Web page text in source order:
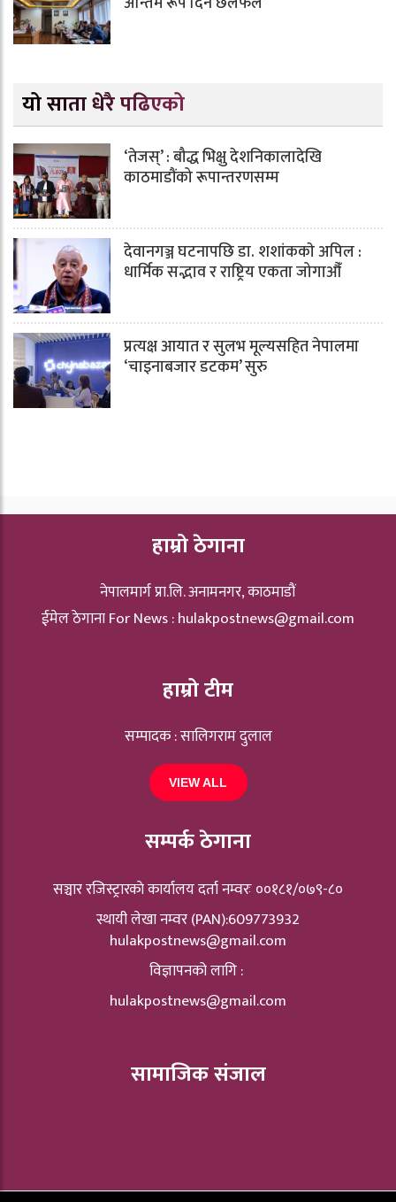
यो साता धेरै पढिएको
‘तेजस्’ : बौद्ध भिक्षु देशनिकालादेखि
काठमाडौंको रूपान्तरणसम्म
देवानगञ्ज घटनापछि डा. शशांककाे अपिल :
धार्मिक सद्भाव र राष्ट्रिय एकता जोगाऔँ
प्रत्यक्ष आयात र सुलभ मूल्यसहित नेपालमा
‘चाइनाबजार डटकम’ सुरु
हाम्रो ठेगाना
नेपालमार्ग प्रा.लि. अनामनगर, काठमाडौं
ईमेल ठेगाना For News :hulakpostnews@gmail.com
हाम्रो टीम
सम्पादक : सालिगराम दुलाल
VIEW ALL
सम्पर्क ठेगाना
सञ्चार रजिस्ट्रारकाे कार्यालय दर्ता नम्वरः ००१८१/०७९-८०
स्थायी लेखा नम्वर (PAN):609773932
hulakpostnews@gmail.com
विज्ञापनको लागि :
hulakpostnews@gmail.com
सामाजिक संजाल